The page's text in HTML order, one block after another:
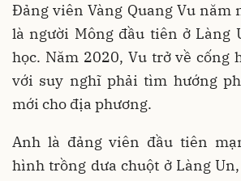
Đảng viên Vàng Quang Vu năm
là người Mông đầu tiên ở Làng
học. Năm 2020, Vu trở về cống
với suy nghĩ phải tìm hướng
mới cho địa phương.
Anh là đảng viên đầu tiên
hình trồng dưa chuột ở Làng